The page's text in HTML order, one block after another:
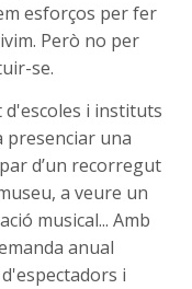
esforços per fer
Però no per
se.
i instituts
presenciar una
d’un recorregut
a veure un
musical... Amb
anual
i